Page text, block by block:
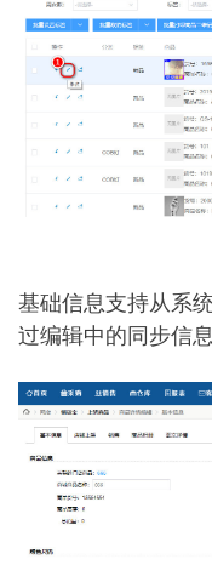
基础信息支持从系
过编辑中的同步信